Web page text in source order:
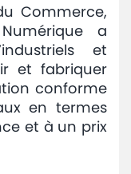
Commerce,
a
et
et fabriquer
conforme
en termes
et à un prix